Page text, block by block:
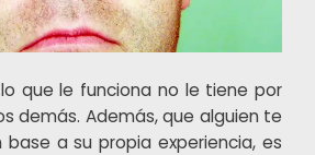
que le funciona no le tiene por
demás. Además, que alguien te
a su propia experiencia, es